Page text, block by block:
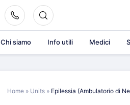
Chi siamo Info utili Medici
Home » Units » Epilessia (Ambulatorio di